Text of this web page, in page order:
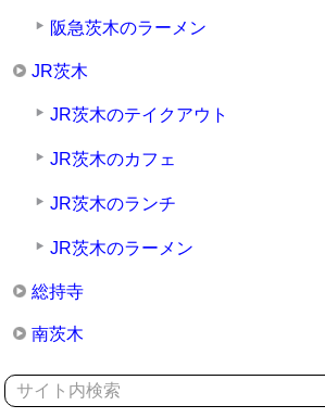
阪急茨木のラーメン
JR茨木
JR茨木のテイクアウト
JR茨木のカフェ
JR茨木のランチ
JR茨木のラーメン
総持寺
南茨木